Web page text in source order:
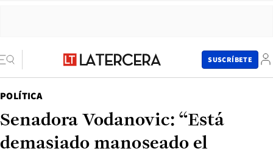
SUSCRÍBETE
POLÍTICA
Senadora Vodanovic: “Está
demasiado manoseado el